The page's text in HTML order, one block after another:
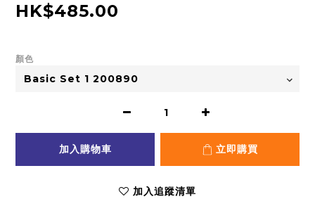
HK$485.00
顏色
加入購物車 立即購買
加入追蹤清單